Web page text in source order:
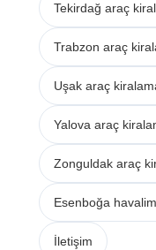
Tekirdağ araç
Trabzon araç
Uşak araç
Yalova araç
Zonguldak araç
Esenboğa
İletişim